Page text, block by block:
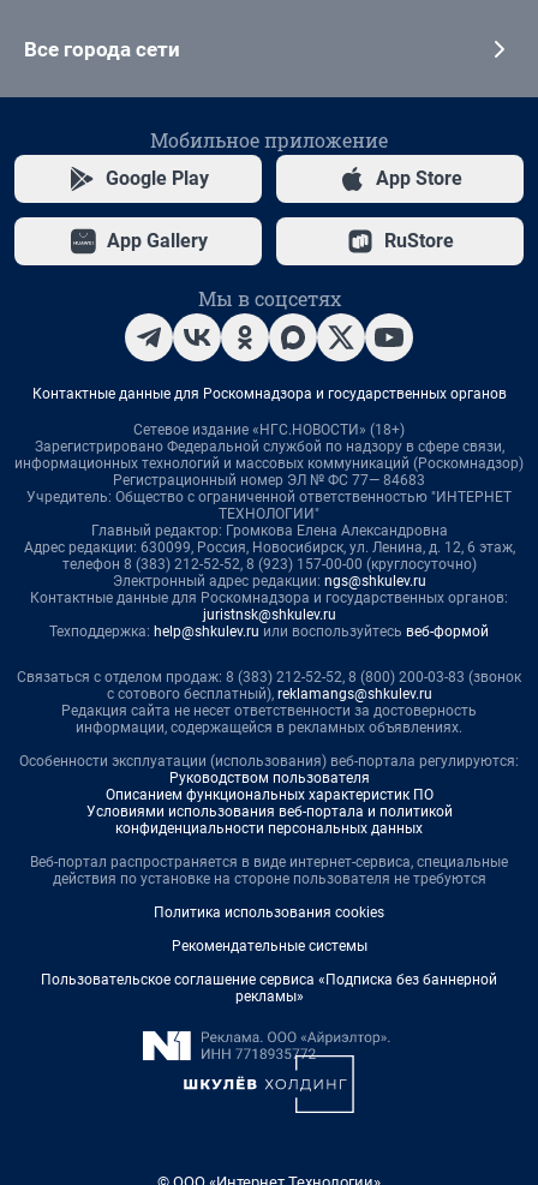
Все города сети
Мобильное приложение
Google Play App Store
App Gallery RuStore
Мы в соцсетях
Контактные данные для Роскомнадзора и государственных органов
Сетевое издание «НГС.НОВОСТИ» (18+)
Зарегистрировано Федеральной службой по надзору в сфере связи,
информационных технологий и массовых коммуникаций (Роскомнадзор)
Регистрационный номер ЭЛ № ФС 77— 84683
Учредитель: Общество с ограниченной ответственностью "ИНТЕРНЕТ
ТЕХНОЛОГИИ"
Главный редактор: Громкова Елена Александровна
Адрес редакции: 630099, Россия, Новосибирск, ул. Ленина, д. 12, 6 этаж,
телефон 8 (383) 212-52-52, 8 (923) 157-00-00 (круглосуточно)
Электронный адрес редакции: ngs@shkulev.ru
Контактные данные для Роскомнадзора и государственных органов:
juristnsk@shkulev.ru
Техподдержка: help@shkulev.ru или воспользуйтесь веб-формой
Связаться с отделом продаж: 8 (383) 212-52-52, 8 (800) 200-03-83 (звонок
с сотового бесплатный), reklamangs@shkulev.ru
Редакция сайта не несет ответственности за достоверность
информации, содержащейся в рекламных объявлениях.
Особенности эксплуатации (использования) веб-портала регулируются:
Руководством пользователя
Описанием функциональных характеристик ПО
Условиями использования веб-портала и политикой
конфиденциальности персональных данных
Веб-портал распространяется в виде интернет-сервиса, специальные
действия по установке на стороне пользователя не требуются
Политика использования cookies
Рекомендательные системы
Пользовательское соглашение сервиса «Подписка без баннерной
рекламы»